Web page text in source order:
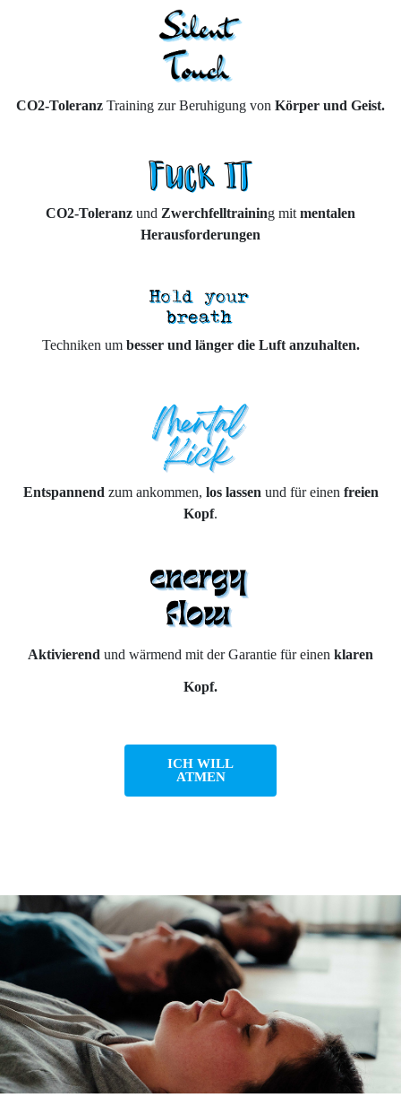
CO2-Toleranz Training zur Beruhigung von Körper und Geist.
CO2-Toleranz und Zwerchfelltraining mitmentalen
Herausforderungen
Techniken um besser und länger die Luft anzuhalten.
Entspannend zum ankommen, los lassen und für einen freien
Kopf.
Aktivierend und wärmend mit der Garantie für einen klaren
Kopf.
ICH WILL
ATMEN